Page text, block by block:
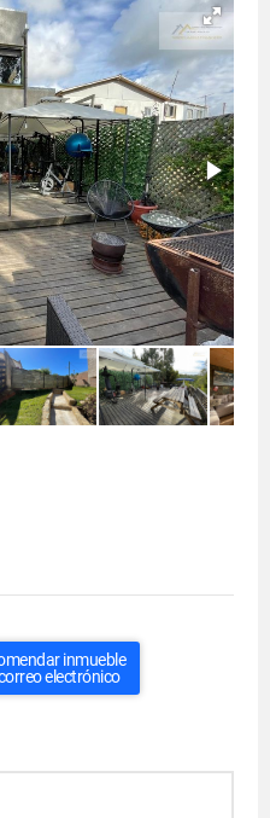
inmueble
electrónico